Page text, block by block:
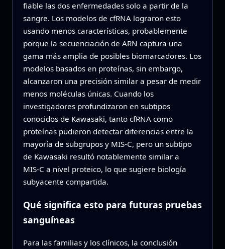
fiable las dos enfermedades solo a partir de la
sangre. Los modelos de cfRNA lograron esto
usando menos características, probablemente
porque la secuenciación de ARN captura una
gama más amplia de posibles biomarcadores. Los
modelos basados en proteínas, sin embargo,
alcanzaron una precisión similar a pesar de medir
menos moléculas únicas. Cuando los
investigadores profundizaron en subtipos
conocidos de Kawasaki, tanto cfRNA como
proteínas pudieron detectar diferencias entre la
mayoría de subgrupos y MIS‑C, pero un subtipo
de Kawasaki resultó notablemente similar a
MIS‑C a nivel proteico, lo que sugiere biología
subyacente compartida.
Qué significa esto para futuras pruebas
sanguíneas
Para las familias y los clínicos, la conclusión